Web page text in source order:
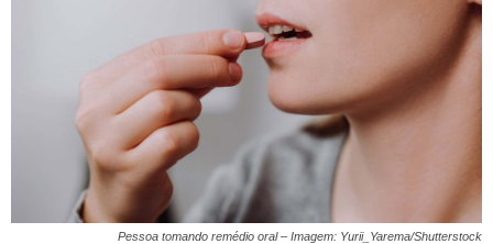
Pessoa tomando remédio oral – Imagem: Yurii_Yarema/Shutterstock